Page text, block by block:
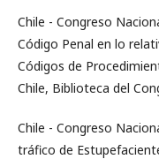
Chile - Congreso
Código Penal en lo
Códigos de
Chile, Biblioteca del
Chile - Congreso
tráfico de